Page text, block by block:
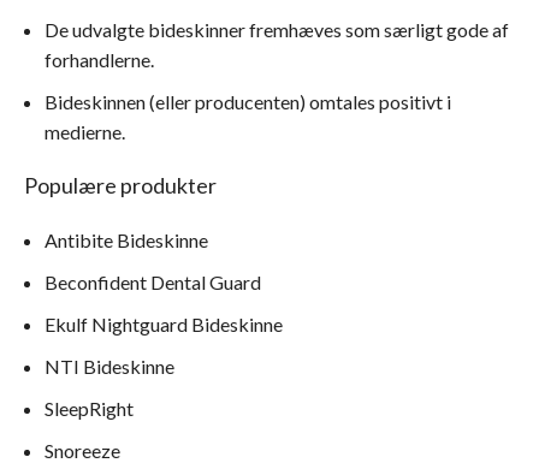
De udvalgte bideskinner fremhæves som særligt gode af
forhandlerne.
Bideskinnen (eller producenten) omtales positivt i
medierne.
Populære produkter
Antibite Bideskinne
Beconfident Dental Guard
Ekulf Nightguard Bideskinne
NTI Bideskinne
SleepRight
Snoreeze